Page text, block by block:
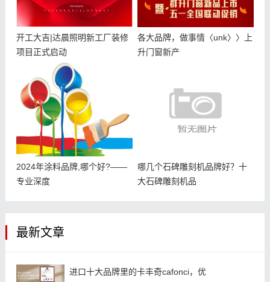
开工大吉|达晨照明新工厂装修
项目正式启动
各大品牌，做事情〈unk〉〉上
升门窗新产
2024年涂料品牌,哪个好?——
专业深度
哪几个石碑雕刻机品牌好？十
大石碑雕刻机品
最新文章
进口十大品牌里的卡丰奇cafonci，优